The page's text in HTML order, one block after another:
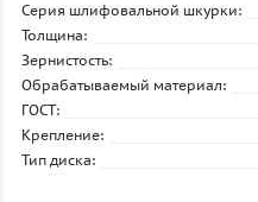
Серия шлифовальной шкурки:
Толщина:
Зернистость:
Обрабатываемый материал:
ГОСТ:
Крепление:
Тип диска: